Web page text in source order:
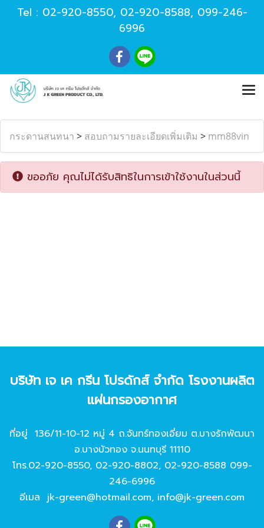
Tel : 02-920-8550, 02-920-8588, 099-246-
6996
กระดานสนทนา > สอบถามรายละเอียดเพิ่มเติม > mm88vin
ขออภัย คุณไม่ได้รับสิทธิในการเข้าใช้งานในส่วนนี้
บริษัท เจ เค กรีน โปรดักส์ จํากัด โรงงานผลิต
แผ่นกรองอากาศ
ที่อยู่ 136/11-10-12 หมู่ 4 ถ.จันทร์ทองเอี่ยม ต.บางรักพัฒนา
อ.บางบัวทอง จ.นนทบุรี 11110
โทร.02-920-8550, 02-920-8802, 02-920-8588 099-
246-6996
อีเมล jk-green@hotmail.com, info@jk-green.com